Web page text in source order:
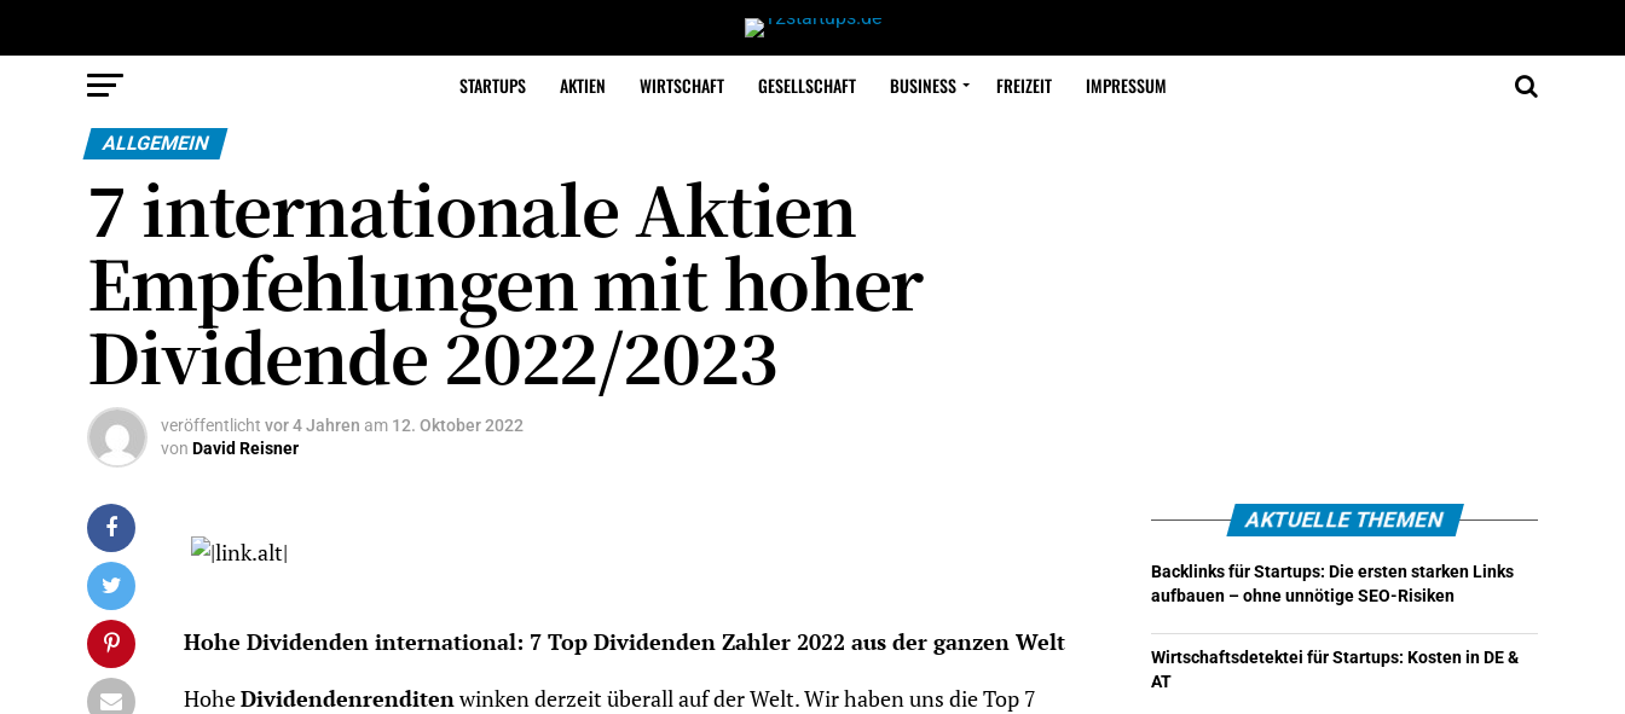
STARTUPS AKTIEN WIRTSCHAFT GESELLSCHAFT BUSINESS FREIZEIT IMPRESSUM
ALLGEMEIN
7 internationale Aktien
Empfehlungen mit hoher
Dividende 2022/2023
veröffentlicht vor 4 Jahren am 12. Oktober 2022
von David Reisner
Hohe Dividenden international: 7 Top Dividenden Zahler 2022 aus der ganzen Welt
HoheDividendenrenditenwinken derzeit überall auf der Welt. Wir haben uns die Top 7
AKTUELLE THEMEN
Backlinks für Startups: Die ersten starken Links
aufbauen – ohne unnötige SEO-Risiken
Wirtschaftsdetektei für Startups: Kosten in DE &
AT